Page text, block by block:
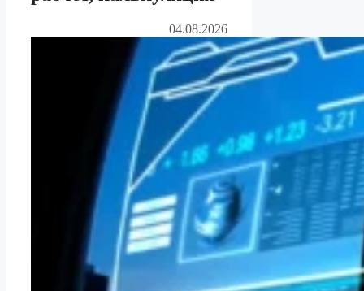
04.08.2026